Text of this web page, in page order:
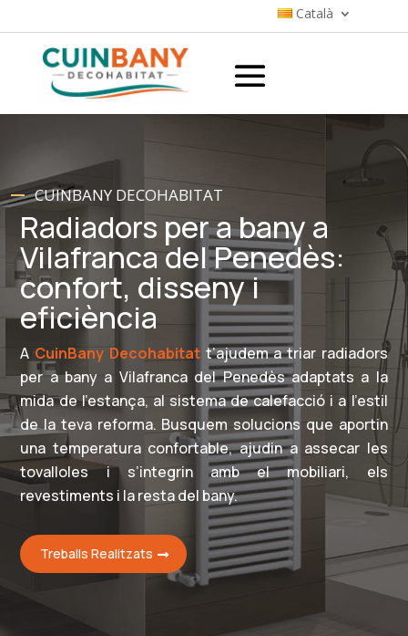
Català
CUINBANY DECOHABITAT
Radiadors per a bany a
Vilafranca del Penedès:
confort, disseny i
eficiència
A CuinBany Decohabitatt’ajudem a triar radiadors
per a bany a Vilafranca del Penedès adaptats a la
mida de l’estança, al sistema de calefacció i a l’estil
de la teva reforma. Busquem solucions que aportin
una temperatura confortable, ajudin a assecar les
tovalloles i s’integrin amb el mobiliari, els
revestiments i la resta del bany.
Treballs Realitzats